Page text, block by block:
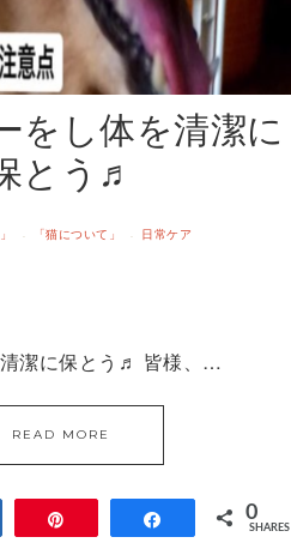
をし体を清潔に
とう♬
· 「猫について」 · 日常ケア
潔に保とう♬ 皆様、…
READ MORE
Share 0
SHARES